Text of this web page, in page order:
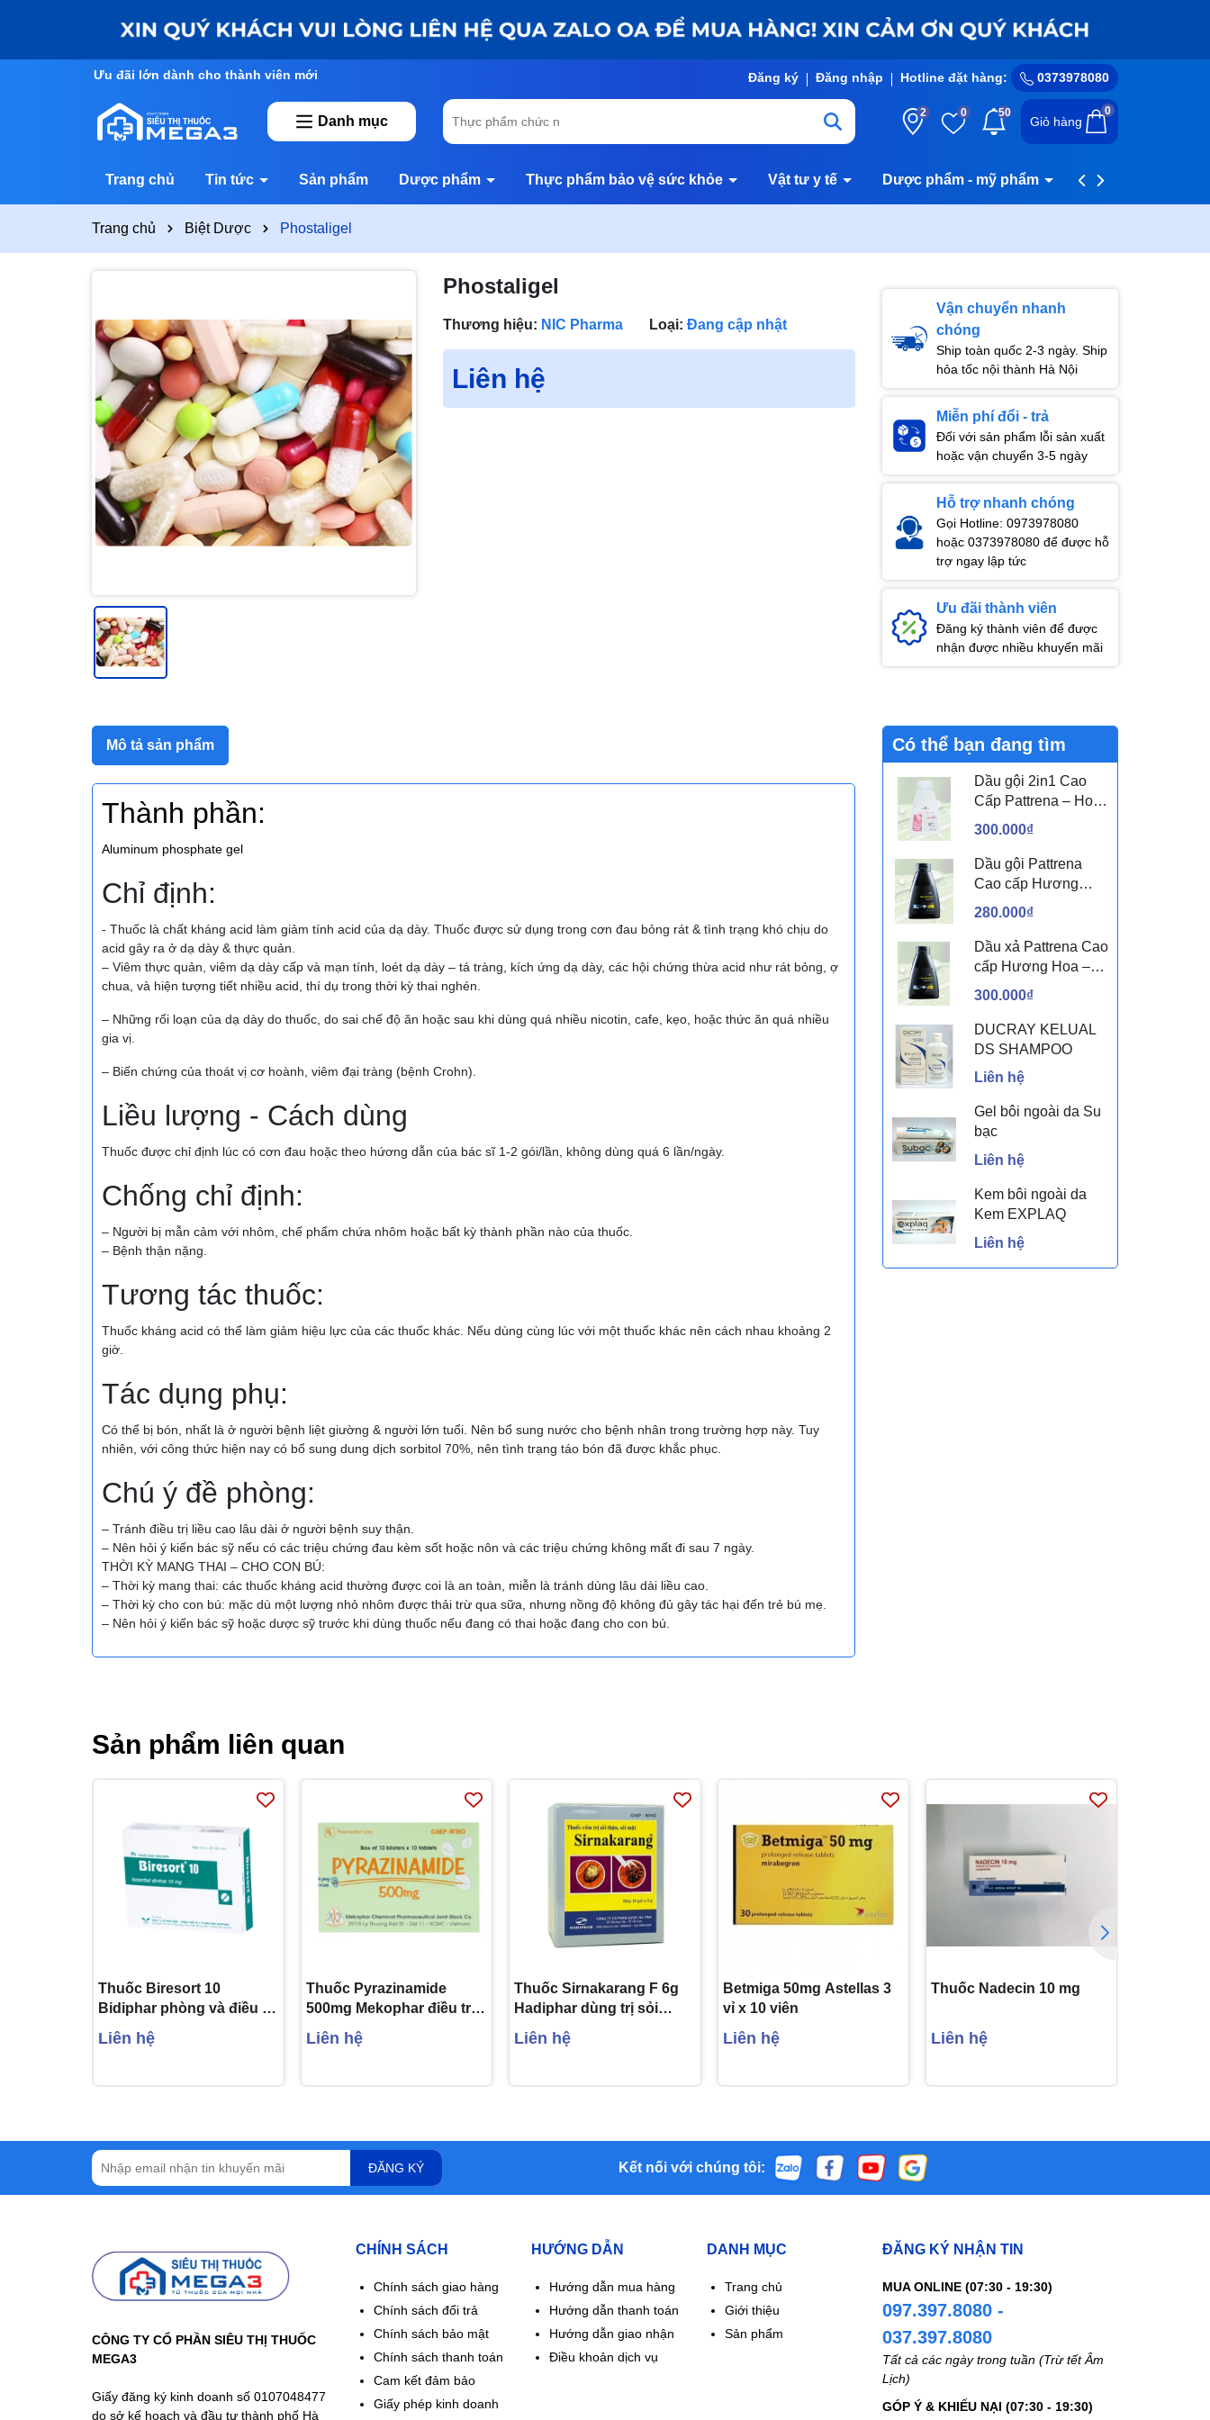
Ưu đãi lớn dành cho thành viên mới Đăng ký Đăng nhập Hotline đặt hàng: 0373978080
Danh mục
2 0 50
Giỏ hàng
0
Trang chủ Tin tức Sản phẩm Dược phẩm Thực phẩm bảo vệ sức khỏe Vật tư y tế Dược phẩm - mỹ phẩm Hệ thống cửa
Trang chủ Biệt Dược Phostaligel
Phostaligel
Thương hiệu: NIC Pharma Loại: Đang cập nhật
Liên hệ
Vận chuyển nhanh
chóng
Ship toàn quốc 2-3 ngày. Ship
hỏa tốc nội thành Hà Nội
Miễn phí đổi - trả
Đối với sản phẩm lỗi sản xuất
hoặc vận chuyển 3-5 ngày
Hỗ trợ nhanh chóng
Gọi Hotline: 0973978080
hoặc 0373978080 để được hỗ
trợ ngay lập tức
Ưu đãi thành viên
Đăng ký thành viên để được
nhận được nhiều khuyến mãi
Mô tả sản phẩm
Thành phần:
Aluminum phosphate gel
Chỉ định:
- Thuốc là chất kháng acid làm giảm tính acid của dạ dày. Thuốc được sử dụng trong cơn đau bỏng rát & tình trạng khó chịu do
acid gây ra ở dạ dày & thực quản.
– Viêm thực quản, viêm dạ dày cấp và mạn tính, loét dạ dày – tá tràng, kích ứng dạ dày, các hội chứng thừa acid như rát bỏng, ợ
chua, và hiện tượng tiết nhiều acid, thí dụ trong thời kỳ thai nghén.
– Những rối loạn của dạ dày do thuốc, do sai chế độ ăn hoặc sau khi dùng quá nhiều nicotin, cafe, kẹo, hoặc thức ăn quá nhiều
gia vị.
– Biến chứng của thoát vị cơ hoành, viêm đại tràng (bệnh Crohn).
Liều lượng - Cách dùng
Thuốc được chỉ định lúc có cơn đau hoặc theo hứơng dẫn của bác sĩ 1-2 gói/lần, không dùng quá 6 lần/ngày.
Chống chỉ định:
– Người bị mẫn cảm với nhôm, chế phẩm chứa nhôm hoặc bất kỳ thành phần nào của thuốc.
– Bệnh thận nặng.
Tương tác thuốc:
Thuốc kháng acid có thể làm giảm hiệu lực của các thuốc khác. Nếu dùng cùng lúc với một thuốc khác nên cách nhau khoảng 2
giờ.
Tác dụng phụ:
Có thể bị bón, nhất là ở người bệnh liệt giường & người lớn tuổi. Nên bổ sung nước cho bệnh nhân trong trường hợp này. Tuy
nhiên, với công thức hiện nay có bổ sung dung dịch sorbitol 70%, nên tình trạng táo bón đã được khắc phục.
Chú ý đề phòng:
– Tránh điều trị liều cao lâu dài ở người bệnh suy thận.
– Nên hỏi ý kiến bác sỹ nếu có các triệu chứng đau kèm sốt hoặc nôn và các triệu chứng không mất đi sau 7 ngày.
THỜI KỲ MANG THAI – CHO CON BÚ:
– Thời kỳ mang thai: các thuốc kháng acid thường được coi là an toàn, miễn là tránh dùng lâu dài liều cao.
– Thời kỳ cho con bú: mặc dù một lượng nhỏ nhôm được thải trừ qua sữa, nhưng nồng độ không đủ gây tác hại đến trẻ bú mẹ.
– Nên hỏi ý kiến bác sỹ hoặc dược sỹ trước khi dùng thuốc nếu đang có thai hoặc đang cho con bú.
Có thể bạn đang tìm
Dầu gội 2in1 Cao
Cấp Pattrena – Hoa
sen & Hoa nhài
300.000₫
Dầu gội Pattrena
Cao cấp Hương
Hoa – Trio Blossom
280.000₫
Dầu xả Pattrena Cao
cấp Hương Hoa –
Trio Blossom 300ml
300.000₫
DUCRAY KELUAL
DS SHAMPOO
Liên hệ
Gel bôi ngoài da Su
bạc
Liên hệ
Kem bôi ngoài da
Kem EXPLAQ
Liên hệ
Sản phẩm liên quan
Thuốc Biresort 10
Bidiphar phòng và điều trị
cơn đau thắt ngực, suy
tim sung huyết (3 vỉ x 20
Liên hệ
Thuốc Pyrazinamide
500mg Mekophar điều trị
bệnh lao phổi (10 vỉ x 10
viên)
Liên hệ
Thuốc Sirnakarang F 6g
Hadiphar dùng trị sỏi
đường tiết niệu (10 gói)
Liên hệ
Betmiga 50mg Astellas 3
vỉ x 10 viên
Liên hệ
Thuốc Nadecin 10 mg
Liên hệ
ĐĂNG KÝ Kết nối với chúng tôi:
CÔNG TY CỔ PHẦN SIÊU THỊ THUỐC
MEGA3
Giấy đăng ký kinh doanh số 0107048477
do sở kế hoạch và đầu tư thành phố Hà
CHÍNH SÁCH
Chính sách giao hàng
Chính sách đổi trả
Chính sách bảo mật
Chính sách thanh toán
Cam kết đảm bảo
Giấy phép kinh doanh
HƯỚNG DẪN
Hướng dẫn mua hàng
Hướng dẫn thanh toán
Hướng dẫn giao nhận
Điều khoản dịch vụ
DANH MỤC
Trang chủ
Giới thiệu
Sản phẩm
ĐĂNG KÝ NHẬN TIN
MUA ONLINE (07:30 - 19:30)
097.397.8080 -
037.397.8080
Tất cả các ngày trong tuần (Trừ tết Âm
Lịch)
GÓP Ý & KHIẾU NẠI (07:30 - 19:30)